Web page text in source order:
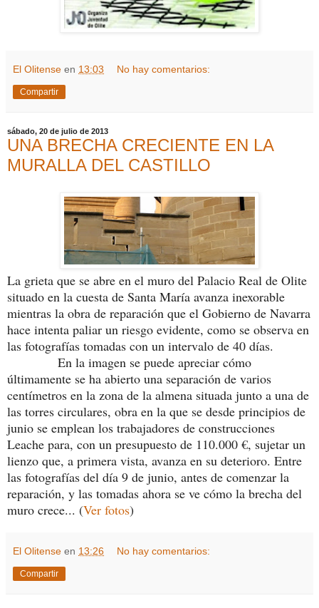
El Olitense en 13:03 No hay comentarios:
Compartir
sábado, 20 de julio de 2013
UNA BRECHA CRECIENTE EN LA
MURALLA DEL CASTILLO
La grieta que se abre en el muro del Palacio Real de Olite
situado en la cuesta de Santa María avanza inexorable
mientras la obra de reparación que el Gobierno de Navarra
hace intenta paliar un riesgo evidente, como se observa en
las fotografías tomadas con un intervalo de 40 días.
En la imagen se puede apreciar cómo
últimamente se ha abierto una separación de varios
centímetros en la zona de la almena situada junto a una de
las torres circulares, obra en la que se desde principios de
junio se emplean los trabajadores de construcciones
Leache para, con un presupuesto de 110.000 €, sujetar un
lienzo que, a primera vista, avanza en su deterioro. Entre
las fotografías del día 9 de junio, antes de comenzar la
reparación, y las tomadas ahora se ve cómo la brecha del
muro crece... (Ver fotos)
El Olitense en 13:26 No hay comentarios:
Compartir